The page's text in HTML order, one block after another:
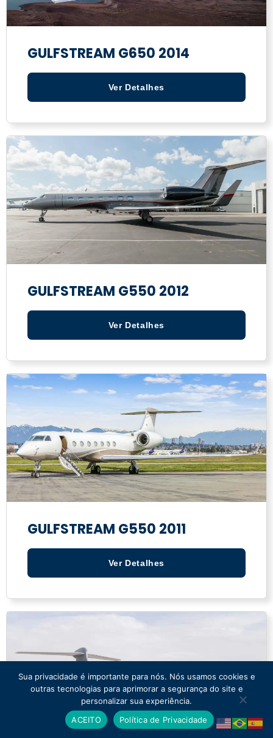
GULFSTREAM G650 2014
Ver Detalhes
GULFSTREAM G550 2012
Ver Detalhes
GULFSTREAM G550 2011
Ver Detalhes
Sua privacidade é importante para nós. Nós usamos cookies e
outras tecnologias para aprimorar a segurança do site e
personalizar sua experiência.
ACEITO
Política de Privacidade